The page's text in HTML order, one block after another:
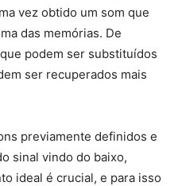
vez obtido um som que
das memórias. De
que podem ser substituídos
ser recuperados mais
previamente definidos e
sinal vindo do baixo,
ideal é crucial, e para isso